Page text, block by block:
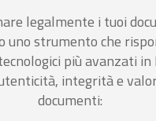
legalmente i tuoi
uno strumento che
più avanzati in
integrità e
documenti: